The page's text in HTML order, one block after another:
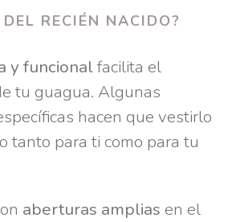
RECIÉN NACIDO?
y funcionalfacilita el
tu guagua. Algunas
hacen que vestirlo
tanto para ti como para tu
aberturas amplias en el